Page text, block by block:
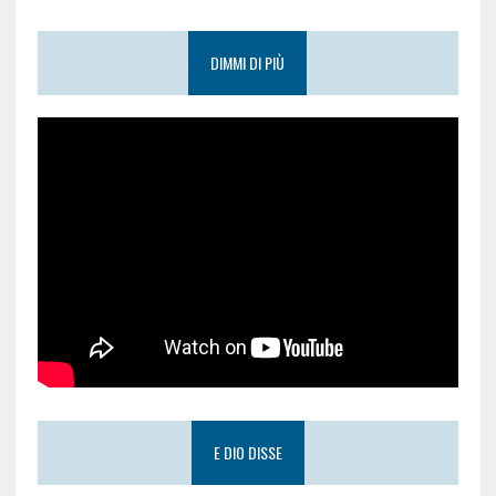
DIMMI DI PIÙ
E DIO DISSE